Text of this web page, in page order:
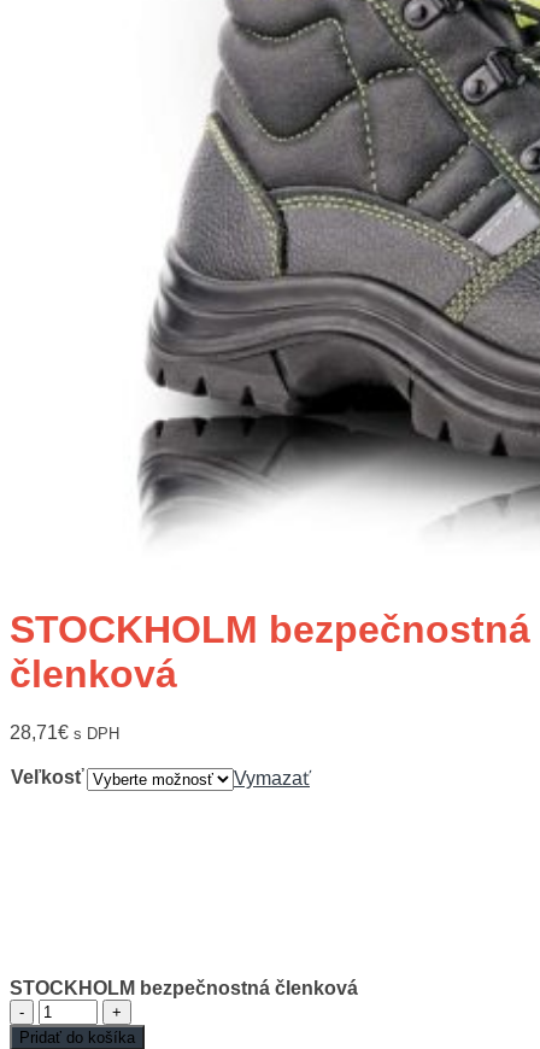
STOCKHOLM bezpečnostná
členková
28,71€ s DPH
Veľkosť Vymazať
STOCKHOLM bezpečnostná členková
množstvo
STOCKHOLM
Pridať do košíka